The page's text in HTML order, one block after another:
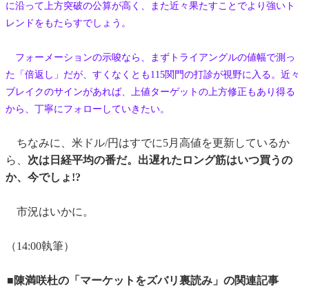
に沿って上方突破の公算が高く、また近々果たすことでより強いト
レンドをもたらすでしょう。
フォーメーションの示唆なら、まずトライアングルの値幅で測っ
た「倍返し」だが、すくなくとも115関門の打診が視野に入る。近々
ブレイクのサインがあれば、上値ターゲットの上方修正もあり得る
から、丁寧にフォローしていきたい。
ちなみに、米ドル/円はすでに5月高値を更新しているか
ら、 次は日経平均の番だ。出遅れたロング筋はいつ買うの
か、今でしょ!?
市況はいかに。
（14:00執筆）
■陳満咲杜の「マーケットをズバリ裏読み」の関連記事